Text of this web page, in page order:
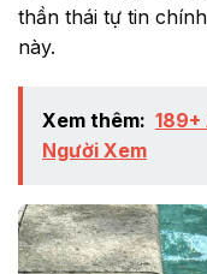
thần thái tự tin
này.
Xem thêm:
Người Xem